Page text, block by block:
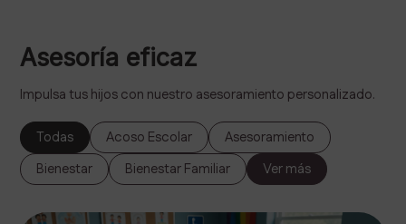
Asesoría eficaz
Impulsa tus hijos con nuestro asesoramiento personalizado.
Todas Acoso Escolar
Asesoramiento
Bienestar
Bienestar Familiar Ver más